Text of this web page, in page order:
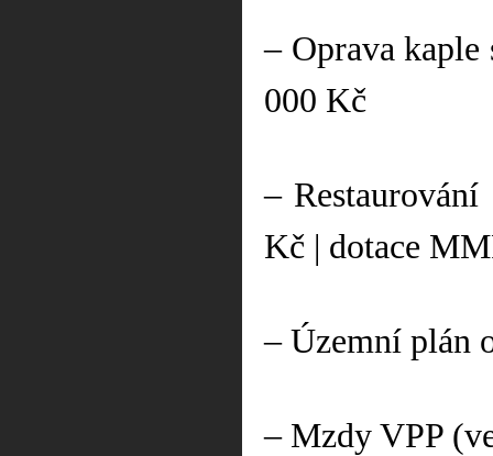
– Oprava
000 Kč
–
Kč | dotace
– Územní plán
– Mzdy VPP